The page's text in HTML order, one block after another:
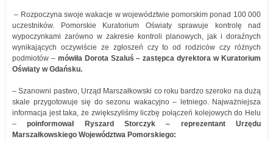
– Rozpoczyna swoje wakacje w województwie pomorskim ponad 100 000
uczestników. Pomorskie Kuratorium Oświaty sprawuje kontrolę nad
wypoczynkami zarówno w zakresie kontroli planowych, jak i doraźnych
wynikających oczywiście ze zgłoszeń czy to od rodziców czy różnych
podmiotów – mówiła Dorota Szaluś – zastępca dyrektora w Kuratorium
Oświaty w Gdańsku.
– Szanowni pastwo, Urząd Marszałkowski co roku bardzo szeroko na dużą
skale przygotowuje się do sezonu wakacyjno – letniego. Najważniejsza
informacja jest taka, że zwiększyliśmy liczbę połączeń kolejowych do Helu
–poinformował Ryszard Storczyk – reprezentant Urzędu
Marszałkowskiego Województwa Pomorskiego: